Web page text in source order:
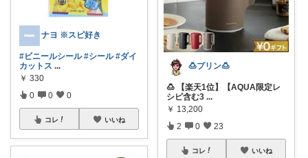
ナヨ ※スピ好き
#ビニールシール #シール #ダイ
カットス ...
￥ 330
0 0 0
コレ いいね
🍮プリン🍮
🍮 【楽天1位】【AQUA限定レ
シピ含む3 ...
￥ 13,200
2 0 23
コレ いいね